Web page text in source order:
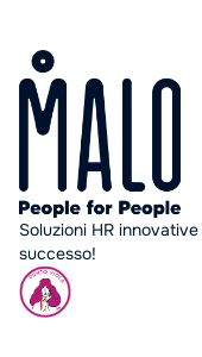
Soluzioni HR
successo!